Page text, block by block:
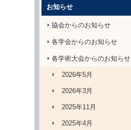
お知らせ
協会からのお知らせ
各学会からのお知らせ
各学術大会からのお知らせ
2026年5月
2026年3月
2025年11月
2025年4月